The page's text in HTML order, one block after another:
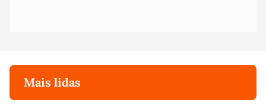
Mais lidas